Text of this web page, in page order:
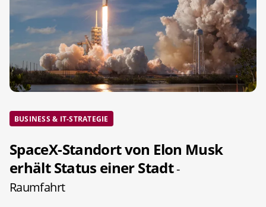
BUSINESS & IT-STRATEGIE
SpaceX-Standort von Elon Musk
erhält Status einer Stadt-
Raumfahrt